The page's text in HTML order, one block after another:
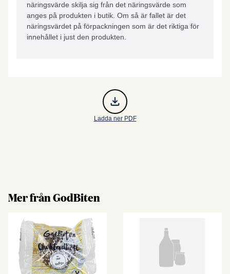
näringsvärde skilja sig från det näringsvärde som
anges på produkten i butik. Om så är fallet är det
näringsvärdet på förpackningen som är det riktiga för
innehållet i just den produkten.
Ladda ner PDF
Mer från GodBiten